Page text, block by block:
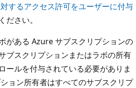
するアクセス許可をユーザーに付与
ださい。
がある Azure サブスクリプションの
ブスクリプションまたはラボの所有
ールを付与されている必要がありま
ョン所有者はすべてのサブスクリプ